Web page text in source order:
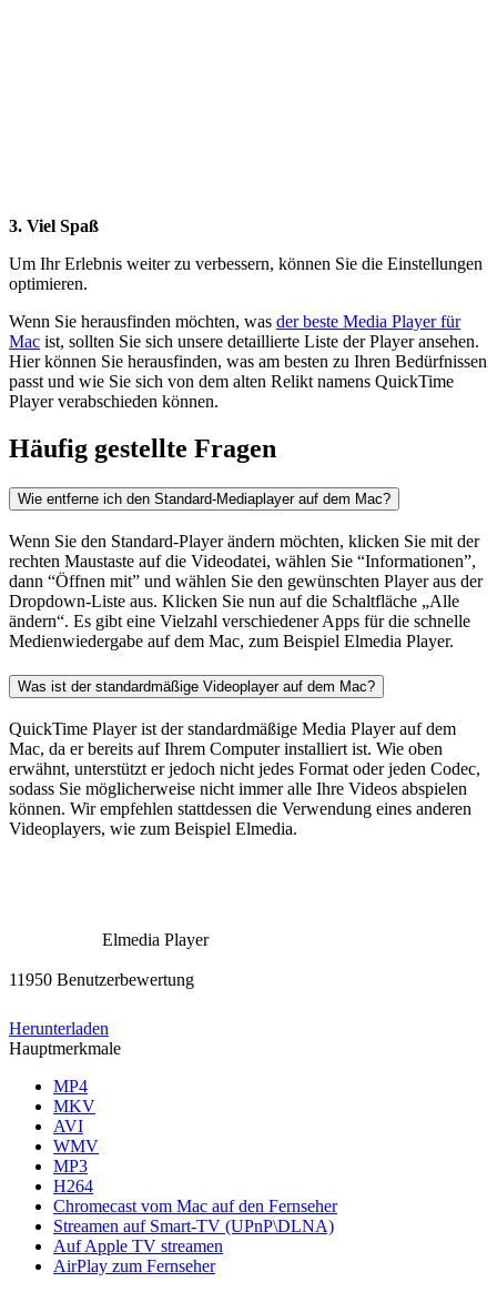
3. Viel Spaß
Um Ihr Erlebnis weiter zu verbessern, können Sie die Einstellungen
optimieren.
Wenn Sie herausfinden möchten, was der beste Media Player für
Mac ist, sollten Sie sich unsere detaillierte Liste der Player ansehen.
Hier können Sie herausfinden, was am besten zu Ihren Bedürfnissen
passt und wie Sie sich von dem alten Relikt namens QuickTime
Player verabschieden können.
Häufig gestellte Fragen
Wie entferne ich den Standard-Mediaplayer auf dem Mac?
Wenn Sie den Standard-Player ändern möchten, klicken Sie mit der
rechten Maustaste auf die Videodatei, wählen Sie “Informationen”,
dann “Öffnen mit” und wählen Sie den gewünschten Player aus der
Dropdown-Liste aus. Klicken Sie nun auf die Schaltfläche „Alle
ändern“. Es gibt eine Vielzahl verschiedener Apps für die schnelle
Medienwiedergabe auf dem Mac, zum Beispiel Elmedia Player.
Was ist der standardmäßige Videoplayer auf dem Mac?
QuickTime Player ist der standardmäßige Media Player auf dem
Mac, da er bereits auf Ihrem Computer installiert ist. Wie oben
erwähnt, unterstützt er jedoch nicht jedes Format oder jeden Codec,
sodass Sie möglicherweise nicht immer alle Ihre Videos abspielen
können. Wir empfehlen stattdessen die Verwendung eines anderen
Videoplayers, wie zum Beispiel Elmedia.
Elmedia Player
11950 Benutzerbewertung
Herunterladen
Hauptmerkmale
MP4
MKV
AVI
WMV
MP3
H264
Chromecast vom Mac auf den Fernseher
Streamen auf Smart-TV (UPnP\DLNA)
Auf Apple TV streamen
AirPlay zum Fernseher